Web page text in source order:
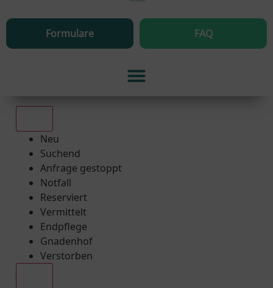
Formulare FAQ
Neu
Suchend
Anfrage gestoppt
Notfall
Reserviert
Vermittelt
Endpflege
Gnadenhof
Verstorben